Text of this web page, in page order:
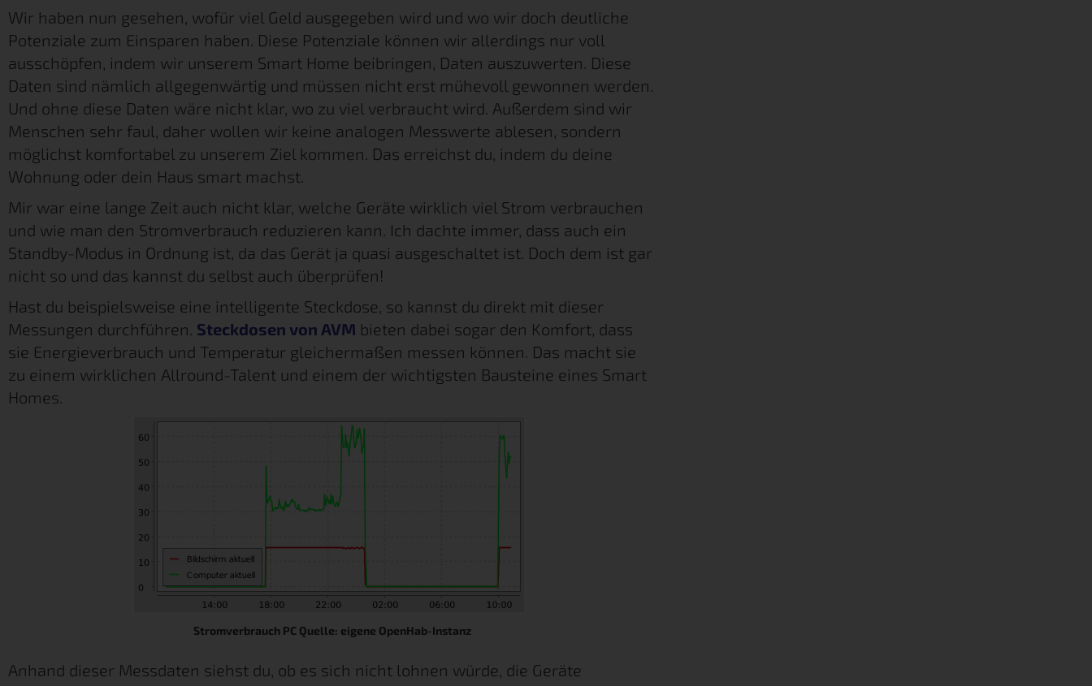
Wir haben nun gesehen, wofür viel Geld ausgegeben wird und wo wir doch deutliche
Potenziale zum Einsparen haben. Diese Potenziale können wir allerdings nur voll
ausschöpfen, indem wir unserem Smart Home beibringen, Daten auszuwerten. Diese
Daten sind nämlich allgegenwärtig und müssen nicht erst mühevoll gewonnen werden.
Und ohne diese Daten wäre nicht klar, wo zu viel verbraucht wird. Außerdem sind wir
Menschen sehr faul, daher wollen wir keine analogen Messwerte ablesen, sondern
möglichst komfortabel zu unserem Ziel kommen. Das erreichst du, indem du deine
Wohnung oder dein Haus smart machst.
Mir war eine lange Zeit auch nicht klar, welche Geräte wirklich viel Strom verbrauchen
und wie man den Stromverbrauch reduzieren kann. Ich dachte immer, dass auch ein
Standby-Modus in Ordnung ist, da das Gerät ja quasi ausgeschaltet ist. Doch dem ist gar
nicht so und das kannst du selbst auch überprüfen!
Hast du beispielsweise eine intelligente Steckdose, so kannst du direkt mit dieser
Messungen durchführen. Steckdosen von AVM bieten dabei sogar den Komfort, dass
sie Energieverbrauch und Temperatur gleichermaßen messen können. Das macht sie
zu einem wirklichen Allround-Talent und einem der wichtigsten Bausteine eines Smart
Homes.
Stromverbrauch PC Quelle: eigene OpenHab-Instanz
Anhand dieser Messdaten siehst du, ob es sich nicht lohnen würde, die Geräte